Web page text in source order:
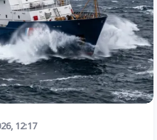
12:17